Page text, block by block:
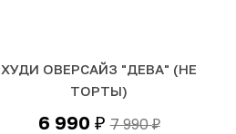
ХУДИ ОВЕРСАЙЗ "ДЕВА" (НЕ
ТОРТЫ)
6 990 ₽ 7 990₽